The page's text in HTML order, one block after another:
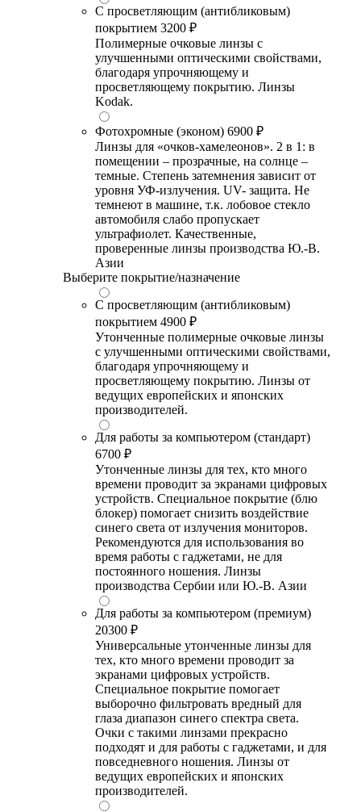
С просветляющим (антибликовым)
покрытием 3200 ₽
Полимерные очковые линзы с
улучшенными оптическими свойствами,
благодаря упрочняющему и
просветляющему покрытию. Линзы
Kodak.
Фотохромные (эконом) 6900 ₽
Линзы для «очков-хамелеонов». 2 в 1: в
помещении – прозрачные, на солнце –
темные. Степень затемнения зависит от
уровня УФ-излучения. UV- защита. Не
темнеют в машине, т.к. лобовое стекло
автомобиля слабо пропускает
ультрафиолет. Качественные,
проверенные линзы производства Ю.-В.
Азии
Выберите покрытие/назначение
С просветляющим (антибликовым)
покрытием 4900 ₽
Утонченные полимерные очковые линзы
с улучшенными оптическими свойствами,
благодаря упрочняющему и
просветляющему покрытию. Линзы от
ведущих европейских и японских
производителей.
Для работы за компьютером (стандарт)
6700 ₽
Утонченные линзы для тех, кто много
времени проводит за экранами цифровых
устройств. Специальное покрытие (блю
блокер) помогает снизить воздействие
синего света от излучения мониторов.
Рекомендуются для использования во
время работы с гаджетами, не для
постоянного ношения. Линзы
производства Сербии или Ю.-В. Азии
Для работы за компьютером (премиум)
20300 ₽
Универсальные утонченные линзы для
тех, кто много времени проводит за
экранами цифровых устройств.
Специальное покрытие помогает
выборочно фильтровать вредный для
глаза диапазон синего спектра света.
Очки с такими линзами прекрасно
подходят и для работы с гаджетами, и для
повседневного ношения. Линзы от
ведущих европейских и японских
производителей.